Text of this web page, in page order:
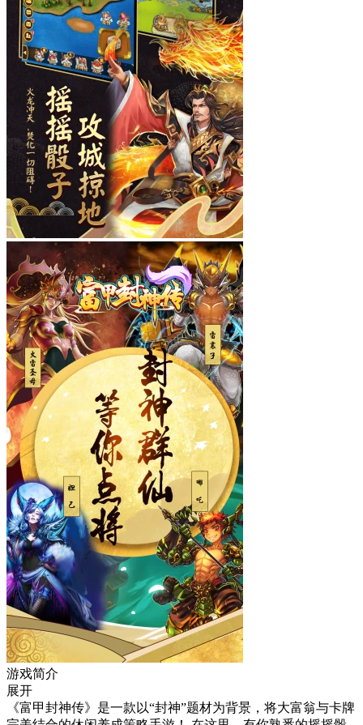
游戏简介
展开
《富甲封神传》是一款以“封神”题材为背景，将大富翁与卡牌